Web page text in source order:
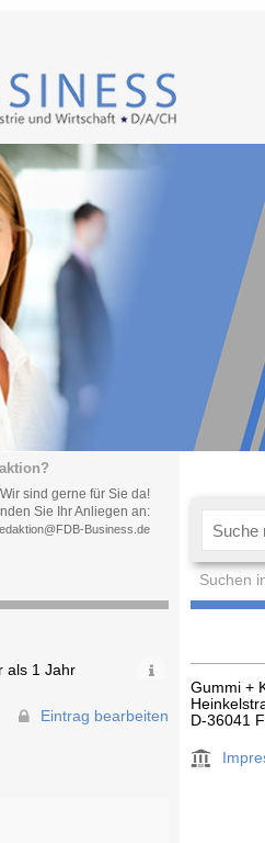
Wir sind gerne für Sie da!
Sie Ihr Anliegen an:
Business.de
Suchen
als 1 Jahr
Eintrag bearbeiten
Gummi +
D-36041